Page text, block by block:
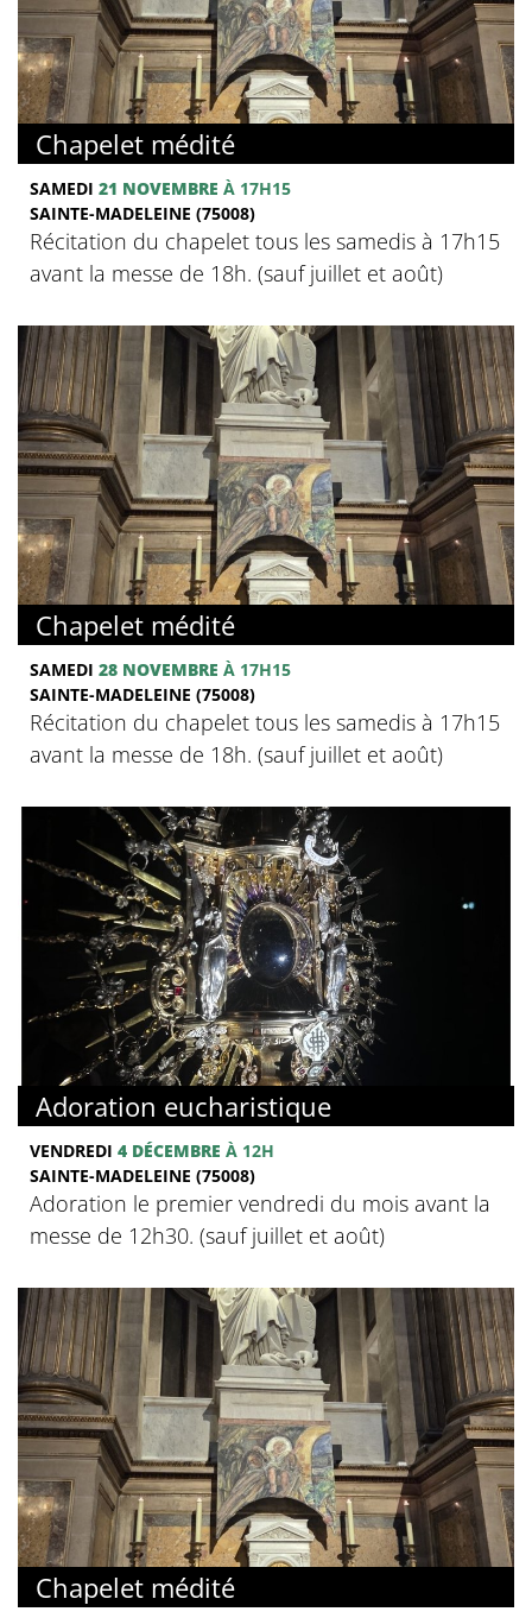
Chapelet médité
SAMEDI 21 NOVEMBRE À 17H15
SAINTE-MADELEINE (75008)
Récitation du chapelet tous les samedis à 17h15
avant la messe de 18h. (sauf juillet et août)
Chapelet médité
SAMEDI 28 NOVEMBRE À 17H15
SAINTE-MADELEINE (75008)
Récitation du chapelet tous les samedis à 17h15
avant la messe de 18h. (sauf juillet et août)
Adoration eucharistique
VENDREDI 4 DÉCEMBRE À 12H
SAINTE-MADELEINE (75008)
Adoration le premier vendredi du mois avant la
messe de 12h30. (sauf juillet et août)
Chapelet médité